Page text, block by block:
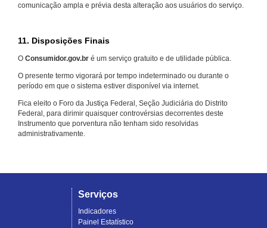
comunicação ampla e prévia desta alteração aos usuários do serviço.
11. Disposições Finais
O Consumidor.gov.br é um serviço gratuito e de utilidade pública.
O presente termo vigorará por tempo indeterminado ou durante o
período em que o sistema estiver disponível via internet.
Fica eleito o Foro da Justiça Federal, Seção Judiciária do Distrito
Federal, para dirimir quaisquer controvérsias decorrentes deste
Instrumento que porventura não tenham sido resolvidas
administrativamente.
Serviços
Indicadores
Painel Estatístico